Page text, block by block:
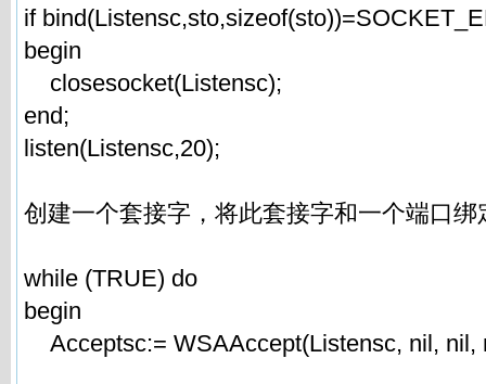
if
begin
closesocket(Listensc);
end;
listen(Listensc,20);
创建一个套接字，将此套接字和一个端口
while (TRUE) do
begin
Acceptsc:= WSAAccept(Listensc, nil, nil,